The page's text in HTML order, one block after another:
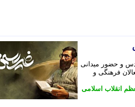
و حضور میدانی
فرهنگی و
انقلاب اسلامی